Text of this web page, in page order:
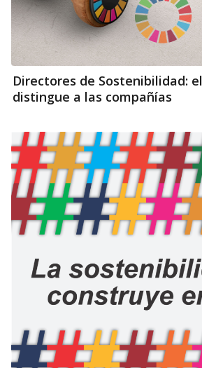
Directores de Sostenibilidad:
distingue a las compañías